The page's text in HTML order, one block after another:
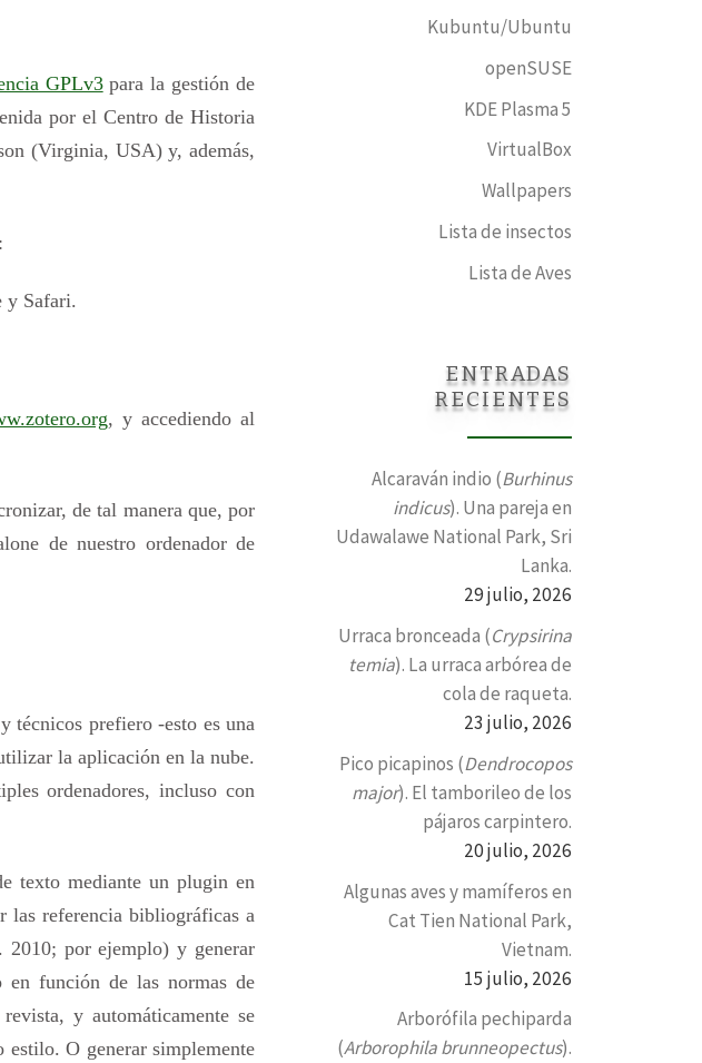
GPLv3para la gestión de
por el Centro de Historia
(Virginia, USA) y, además,
y Safari.
, y accediendo al
de tal manera que, por
de nuestro ordenador de
técnicos prefiero -esto es una
la aplicación en la nube.
ordenadores, incluso con
texto mediante un plugin en
las referencia bibliográficas a
por ejemplo) y generar
en función de las normas de
y automáticamente se
O generar simplemente
Kubuntu/Ubuntu
openSUSE
KDE Plasma 5
VirtualBox
Wallpapers
Lista de insectos
Lista de Aves
ENTRADAS
RECIENTES
Alcaraván indio (Burhinus
indicus). Una pareja en
Udawalawe National Park, Sri
Lanka.
29 julio, 2026
Urraca bronceada (Crypsirina
temia). La urraca arbórea de
cola de raqueta.
23 julio, 2026
Pico picapinos (Dendrocopos
major). El tamborileo de los
pájaros carpintero.
20 julio, 2026
Algunas aves y mamíferos en
Cat Tien National Park,
Vietnam.
15 julio, 2026
Arborófila pechiparda
(Arborophila brunneopectus).